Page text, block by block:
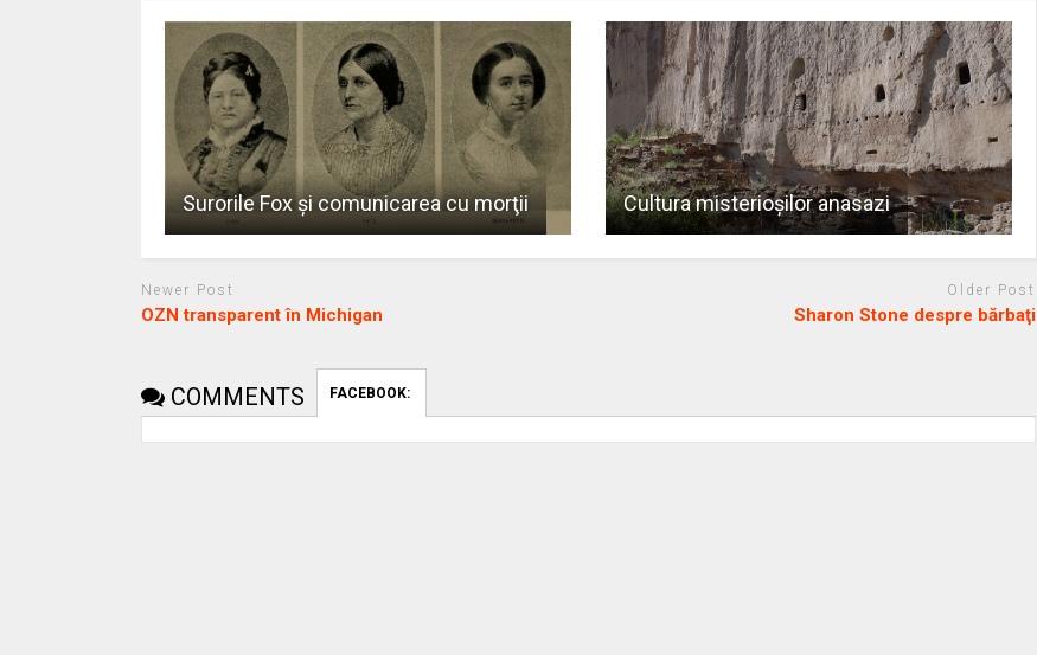
Surorile Fox şi comunicarea cu morţii Cultura misterioşilor anasazi
Newer Post
OZN transparent în Michigan
Older Post
Sharon Stone despre bărbaţi
COMMENTS FACEBOOK: